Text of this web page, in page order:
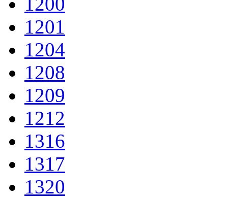
1201
1204
1208
1209
1212
1316
1317
1320